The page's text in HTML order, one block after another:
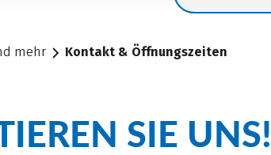
mehr Kontakt & Öffnungszeiten
SIE UNS!